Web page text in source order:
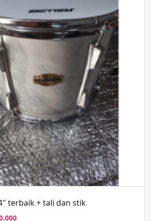
terbaik + tali dan stik
Harga